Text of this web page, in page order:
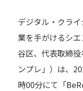
デジタル・クラ
業を手がけるシ
谷区、代表取締
ンプレ」）は、
時00分にて「